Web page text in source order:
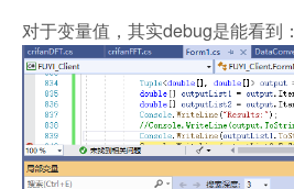
对于变量值，其实debug是能看到：